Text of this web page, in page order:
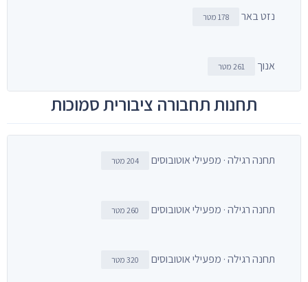
נזט באר 178 מטר
אנוך 261 מטר
תחנות תחבורה ציבורית סמוכות
תחנה רגילה · מפעילי אוטובוסים 204 מטר
תחנה רגילה · מפעילי אוטובוסים 260 מטר
תחנה רגילה · מפעילי אוטובוסים 320 מטר